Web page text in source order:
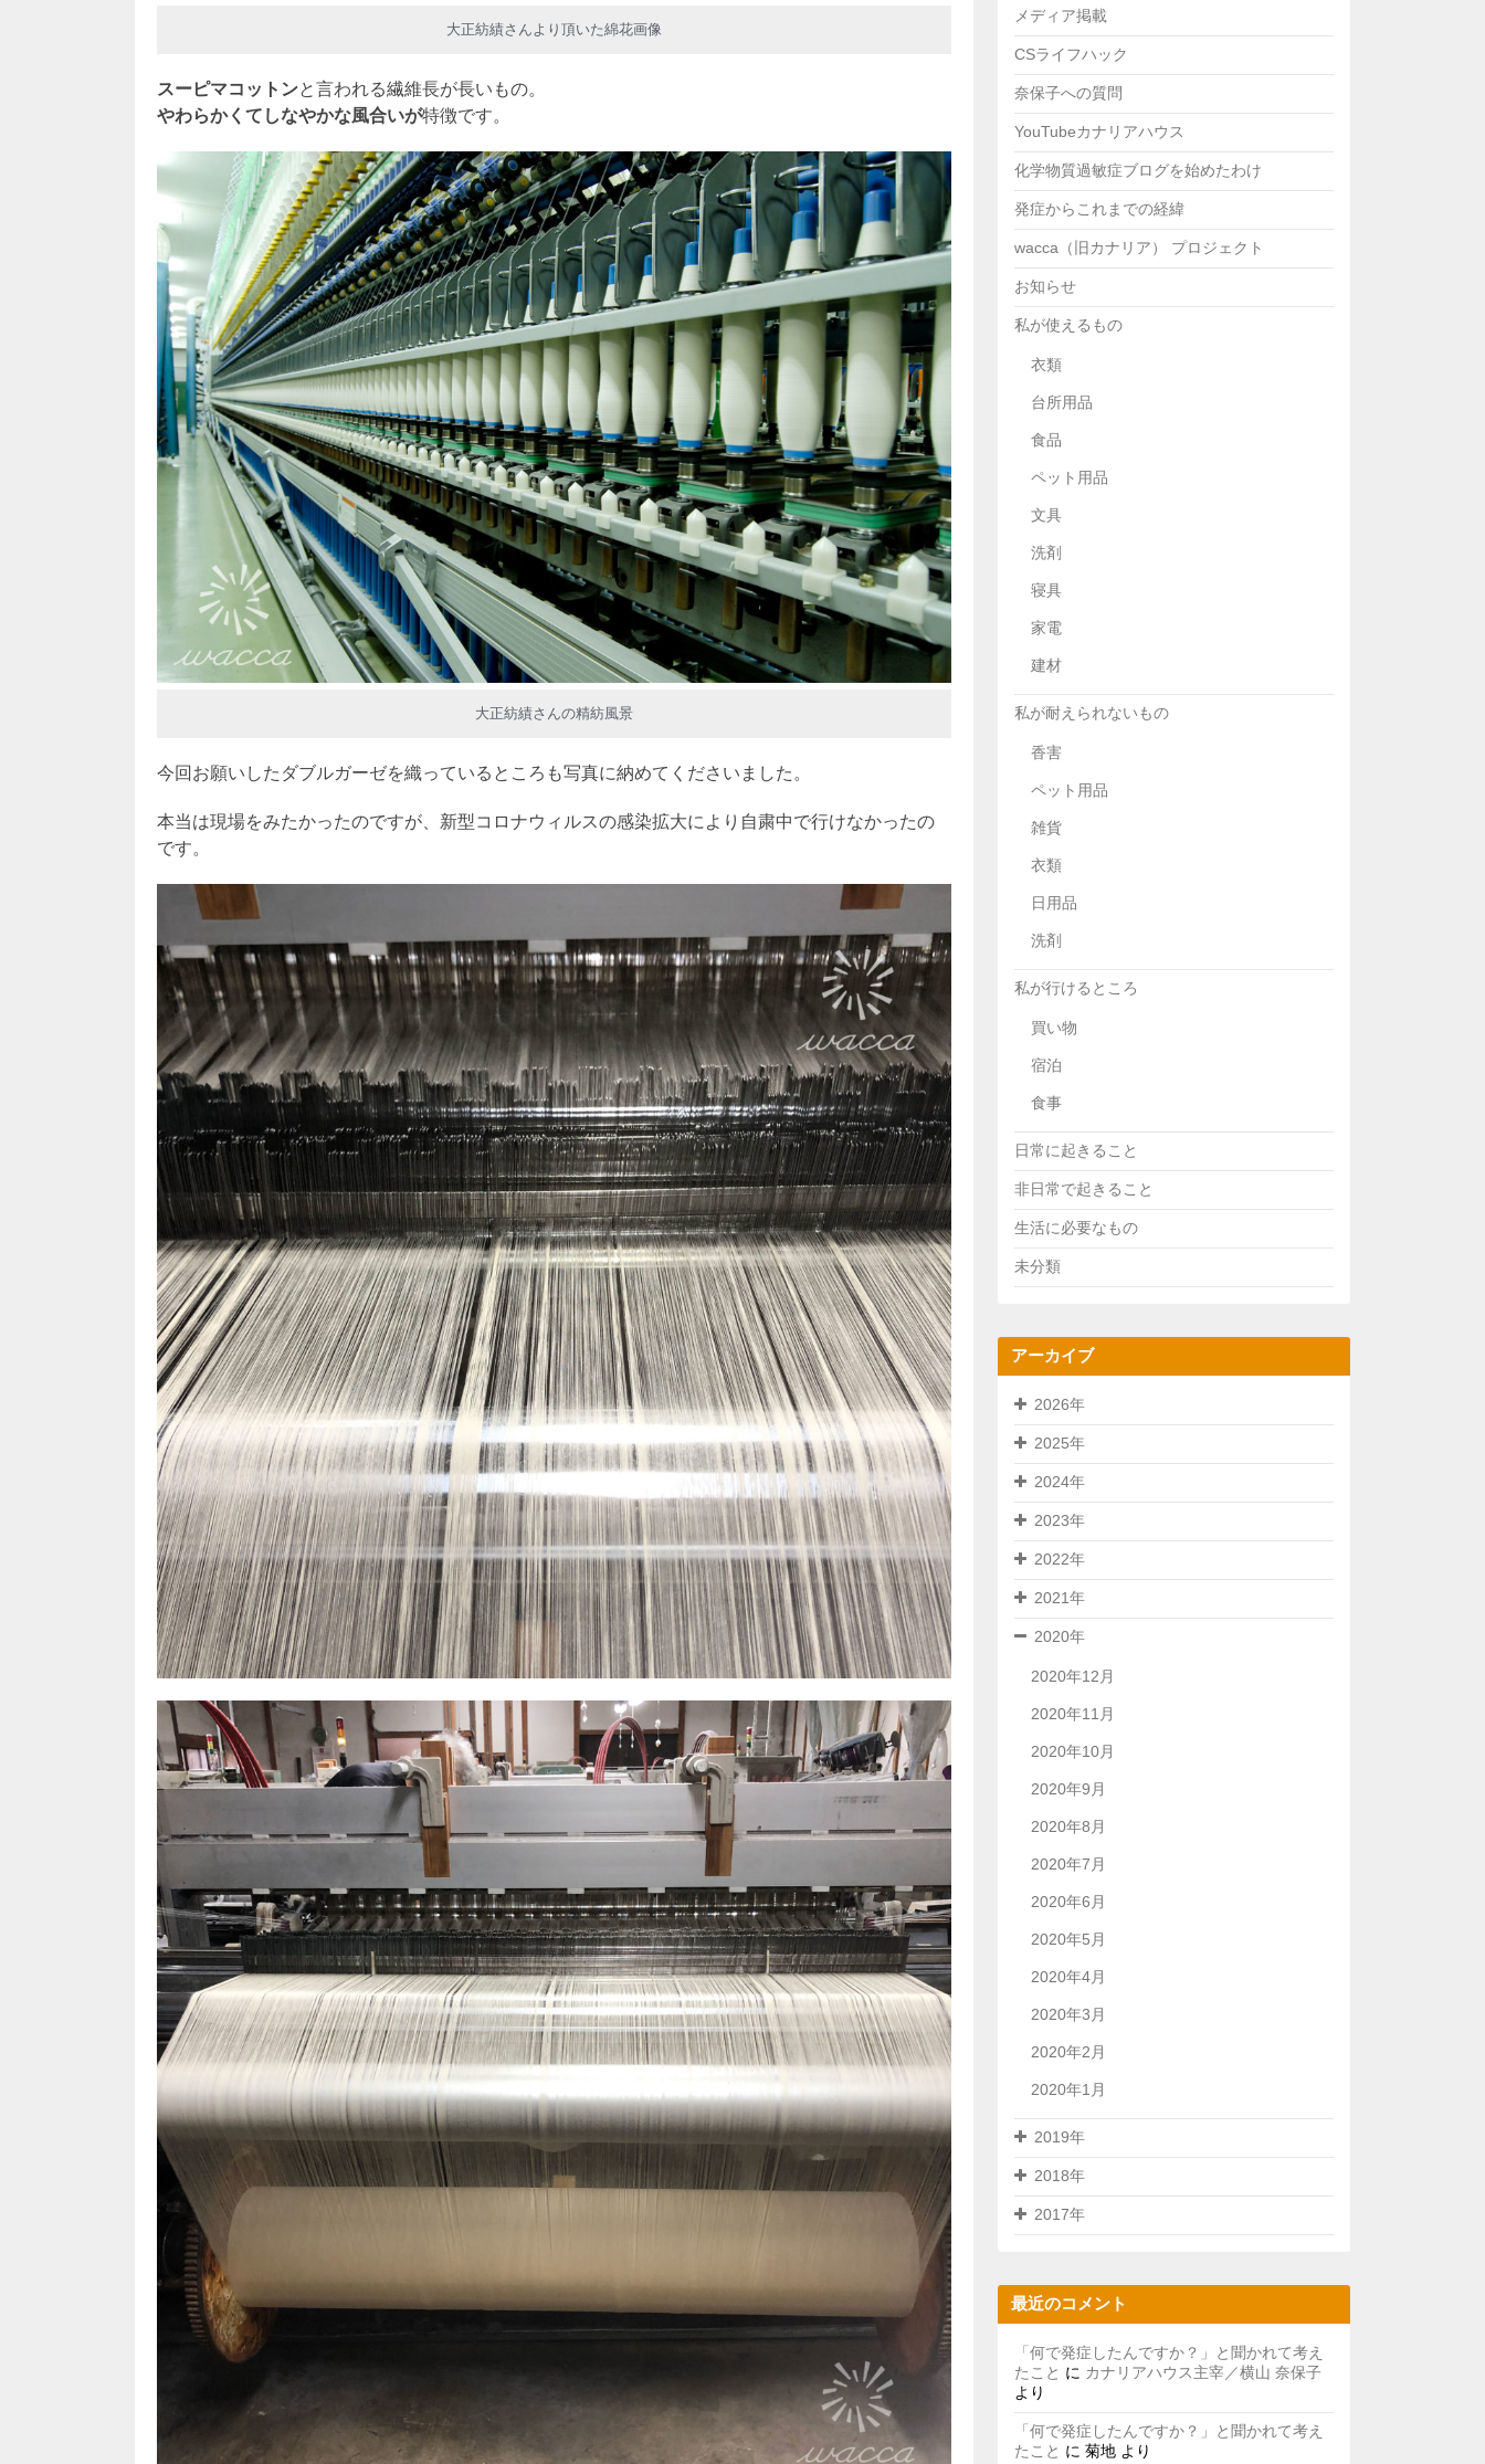
大正紡績さんより頂いた綿花画像
スーピマコットンと言われる繊維長が長いもの。
やわらかくてしなやかな風合いが特徴です。
大正紡績さんの精紡風景
今回お願いしたダブルガーゼを織っているところも写真に納めてくださいました。
本当は現場をみたかったのですが、新型コロナウィルスの感染拡大により自粛中で行けなかったの
です。
メディア掲載
CSライフハック
奈保子への質問
YouTubeカナリアハウス
化学物質過敏症ブログを始めたわけ
発症からこれまでの経緯
wacca（旧カナリア） プロジェクト
お知らせ
私が使えるもの
衣類
台所用品
食品
ペット用品
文具
洗剤
寝具
家電
建材
私が耐えられないもの
香害
ペット用品
雑貨
衣類
日用品
洗剤
私が行けるところ
買い物
宿泊
食事
日常に起きること
非日常で起きること
生活に必要なもの
未分類
アーカイブ
2026年
2025年
2024年
2023年
2022年
2021年
2020年
2020年12月
2020年11月
2020年10月
2020年9月
2020年8月
2020年7月
2020年6月
2020年5月
2020年4月
2020年3月
2020年2月
2020年1月
2019年
2018年
2017年
最近のコメント
「何で発症したんですか？」と聞かれて考え
たこと に カナリアハウス主宰／横山 奈保子
より
「何で発症したんですか？」と聞かれて考え
たこと に 菊地 より